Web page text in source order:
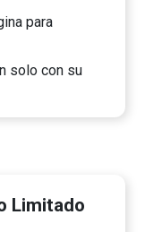
para
solo con su
Limitado